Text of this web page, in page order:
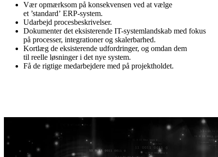
Vær opmærksom på konsekvensen ved at vælge
et ’standard’ ERP-system.
Udarbejd procesbeskrivelser.
Dokumenter det eksisterende IT-systemlandskab med fokus
på processer, integrationer og skalerbarhed.
Kortlæg de eksisterende udfordringer, og omdan dem
til reelle løsninger i det nye system.
Få de rigtige medarbejdere med på projektholdet.